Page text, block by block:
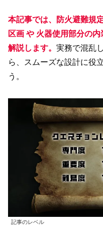
本記事では、防火避難規
区画 や 火器使用部分の
解説します。 実務で混乱
ら、スムーズな設計に役
う。
記事のレベル